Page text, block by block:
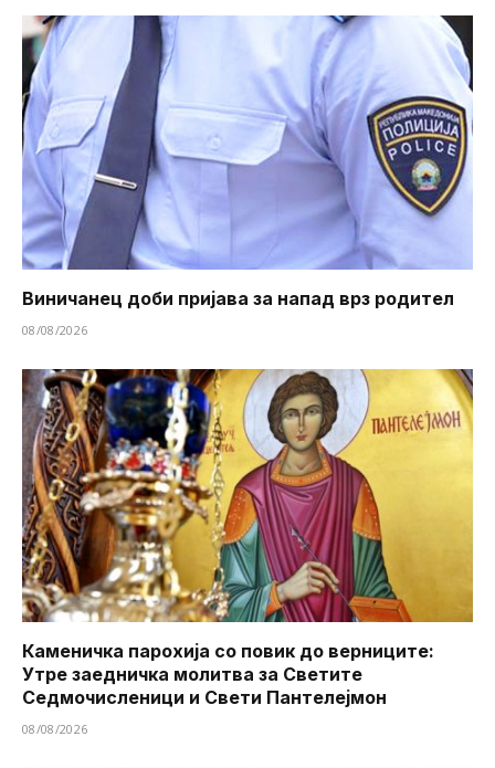
Виничанец доби пријава за напад врз родител
08/08/2026
Каменичка парохија со повик до верниците:
Утре заедничка молитва за Светите
Седмочисленици и Свети Пантелејмон
08/08/2026